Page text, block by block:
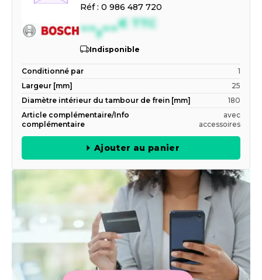
Réf : 0 986 487 720
--,--€ TTC
Indisponible
Conditionné par
1
Largeur [mm]
25
Diamètre intérieur du tambour de frein [mm]
180
Article complémentaire/Info
complémentaire
avec
accessoires
Ajouter au panier